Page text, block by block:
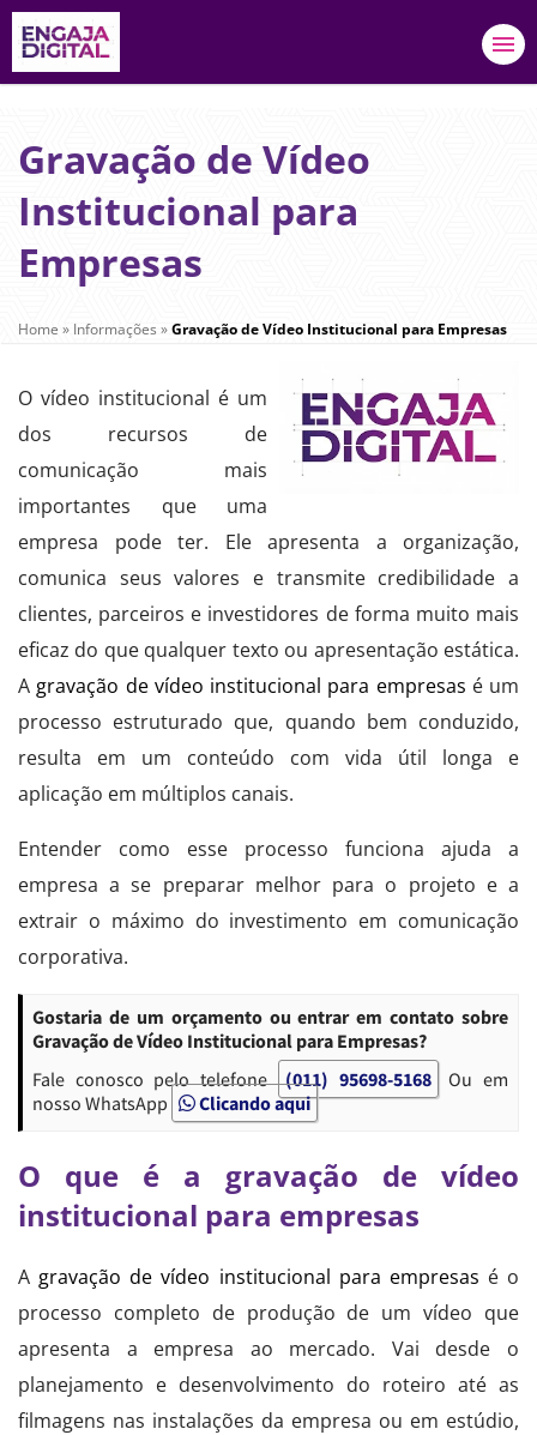
Gravação de Vídeo
Institucional para
Empresas
Home » Informações »Gravação de Vídeo Institucional para Empresas
O vídeo institucional é um
dos recursos de
comunicação mais
importantes que uma
empresa pode ter. Ele apresenta a organização,
comunica seus valores e transmite credibilidade a
clientes, parceiros e investidores de forma muito mais
eficaz do que qualquer texto ou apresentação estática.
A gravação de vídeo institucional para empresas é um
processo estruturado que, quando bem conduzido,
resulta em um conteúdo com vida útil longa e
aplicação em múltiplos canais.
Entender como esse processo funciona ajuda a
empresa a se preparar melhor para o projeto e a
extrair o máximo do investimento em comunicação
corporativa.
Gostaria de um orçamento ou entrar em contato sobre
Gravação de Vídeo Institucional para Empresas?
Fale conosco pelo telefone (011) 95698-5168
Ou em
nosso WhatsApp
Clicando aqui
O que é a gravação de vídeo
institucional para empresas
A gravação de vídeo institucional para empresas é o
processo completo de produção de um vídeo que
apresenta a empresa ao mercado. Vai desde o
planejamento e desenvolvimento do roteiro até as
filmagens nas instalações da empresa ou em estúdio,